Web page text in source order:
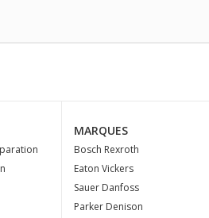
MARQUES
Bosch Rexroth
Eaton Vickers
Sauer Danfoss
Parker Denison